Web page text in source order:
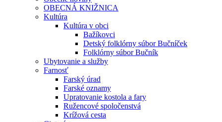
OBECNÁ KNIŽNICA
Kultúra
Kultúra v obci
Bažíkovci
Detský folklórny súbor Bučníček
Folklórny súbor Bučník
Ubytovanie a služby
Farnosť
Farský úrad
Farské oznamy
Upratovanie kostola a fary
Ružencové spoločenstvá
Krížová cesta